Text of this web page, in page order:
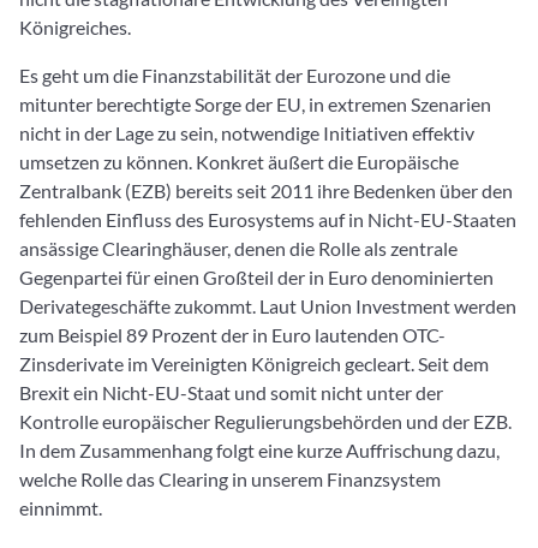
Königreiches.
Es geht um die Finanzstabilität der Eurozone und die
mitunter berechtigte Sorge der EU, in extremen Szenarien
nicht in der Lage zu sein, notwendige Initiativen effektiv
umsetzen zu können. Konkret äußert die Europäische
Zentralbank (EZB) bereits seit 2011 ihre Bedenken über den
fehlenden Einfluss des Eurosystems auf in Nicht-EU-Staaten
ansässige Clearinghäuser, denen die Rolle als zentrale
Gegenpartei für einen Großteil der in Euro denominierten
Derivategeschäfte zukommt. Laut Union Investment werden
zum Beispiel 89 Prozent der in Euro lautenden OTC-
Zinsderivate im Vereinigten Königreich gecleart. Seit dem
Brexit ein Nicht-EU-Staat und somit nicht unter der
Kontrolle europäischer Regulierungsbehörden und der EZB.
In dem Zusammenhang folgt eine kurze Auffrischung dazu,
welche Rolle das Clearing in unserem Finanzsystem
einnimmt.